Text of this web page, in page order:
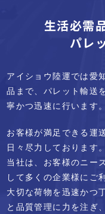
生活必需
パレ
アイショウ陸運では愛
品まで、 パレット輸送
寧かつ迅速に行います。
お客様が満足できる運
日々尽力しております。
当社は、お客様のニー
して多くの企業様にご
大切な荷物を迅速かつ
と品質管理に力を注ぎ